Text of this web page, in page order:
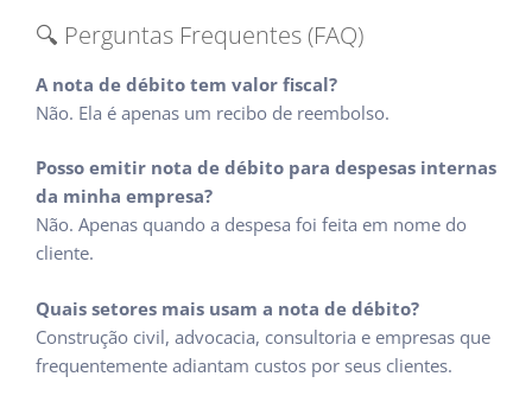
🔍 Perguntas Frequentes (FAQ)
A nota de débito tem valor fiscal?
Não. Ela é apenas um recibo de reembolso.
Posso emitir nota de débito para despesas internas
da minha empresa?
Não. Apenas quando a despesa foi feita em nome do
cliente.
Quais setores mais usam a nota de débito?
Construção civil, advocacia, consultoria e empresas que
frequentemente adiantam custos por seus clientes.